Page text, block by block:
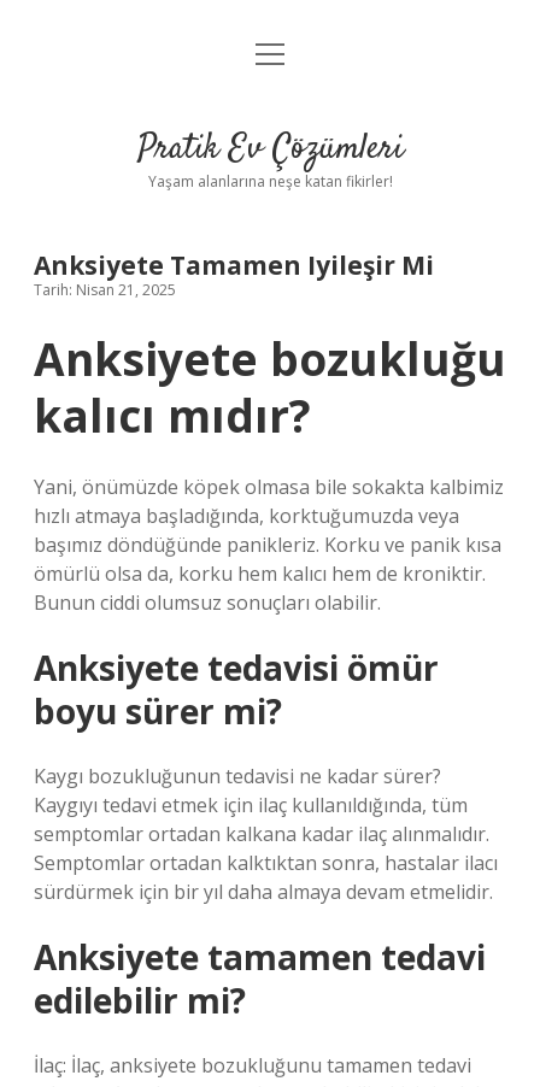
Anasayfa
Yasal Uyarı
menüyü
Pratik Ev Çözümleri
Yaşam alanlarına neşe katan fikirler!
Anksiyete Tamamen Iyileşir Mi
Tarih: Nisan 21, 2025
Anksiyete bozukluğu
kalıcı mıdır?
Yani, önümüzde köpek olmasa bile sokakta kalbimiz
hızlı atmaya başladığında, korktuğumuzda veya
başımız döndüğünde panikleriz. Korku ve panik kısa
ömürlü olsa da, korku hem kalıcı hem de kroniktir.
Bunun ciddi olumsuz sonuçları olabilir.
Anksiyete tedavisi ömür
boyu sürer mi?
Kaygı bozukluğunun tedavisi ne kadar sürer?
Kaygıyı tedavi etmek için ilaç kullanıldığında, tüm
semptomlar ortadan kalkana kadar ilaç alınmalıdır.
Semptomlar ortadan kalktıktan sonra, hastalar ilacı
sürdürmek için bir yıl daha almaya devam etmelidir.
Anksiyete tamamen tedavi
edilebilir mi?
İlaç: İlaç, anksiyete bozukluğunu tamamen tedavi